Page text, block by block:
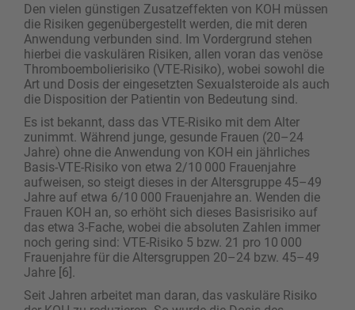
Den vielen günstigen Zusatzeffekten von KOH müssen
die Risiken gegenübergestellt werden, die mit deren
Anwendung verbunden sind. Im Vordergrund stehen
hierbei die vaskulären Risiken, allen voran das venöse
Thromboembolierisiko (VTE-Risiko), wobei sowohl die
Art und Dosis der eingesetzten Sexualsteroide als auch
die Disposition der Patientin von Bedeutung sind.
Es ist bekannt, dass das VTE-Risiko mit dem Alter
zunimmt. Während junge, gesunde Frauen (20–24
Jahre) ohne die Anwendung von KOH ein jährliches
Basis-VTE-Risiko von etwa 2/10 000 Frauenjahre
aufweisen, so steigt dieses in der Altersgruppe 45–49
Jahre auf etwa 6/10 000 Frauenjahre an. Wenden die
Frauen KOH an, so erhöht sich dieses Basisrisiko auf
das etwa 3-Fache, wobei die absoluten Zahlen immer
noch gering sind: VTE-Risiko 5 bzw. 21 pro 10 000
Frauenjahre für die Altersgruppen 20–24 bzw. 45–49
Jahre [6].
Seit Jahren arbeitet man daran, das vaskuläre Risiko